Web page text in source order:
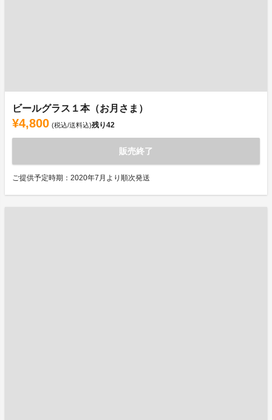
ビールグラス１本（お月さま）
¥4,800 (税込/送料込)残り42
販売終了
ご提供予定時期：2020年7月より順次発送